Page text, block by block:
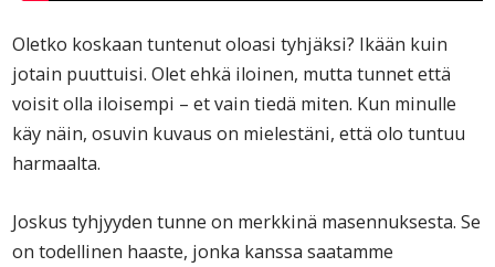
Oletko koskaan tuntenut oloasi tyhjäksi? Ikään kuin
jotain puuttuisi. Olet ehkä iloinen, mutta tunnet että
voisit olla iloisempi – et vain tiedä miten. Kun minulle
käy näin, osuvin kuvaus on mielestäni, että olo tuntuu
harmaalta.
Joskus tyhjyyden tunne on merkkinä masennuksesta. Se
on todellinen haaste, jonka kanssa saatamme